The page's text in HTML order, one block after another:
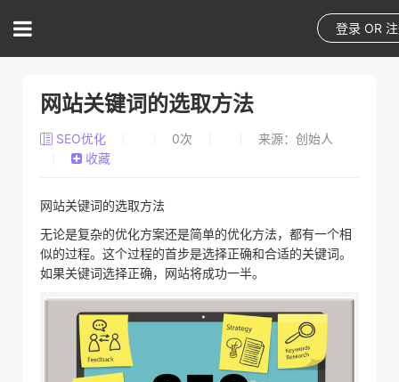
登录 OR
网站关键词的选取方法
SEO优化 0次
来源：创始人
收藏
网站关键词的选取方法
无论是复杂的优化方案还是简单的优化方法，都有一个相
似的过程。这个过程的首步是选择正确和合适的关键词。
如果关键词选择正确，网站将成功一半。